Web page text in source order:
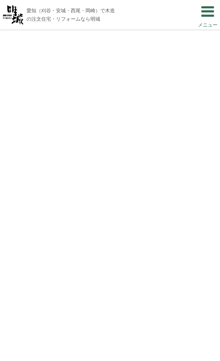
愛知（刈谷・安城・西尾・岡崎）で木造
の注文住宅・リフォームなら明城
メニュー